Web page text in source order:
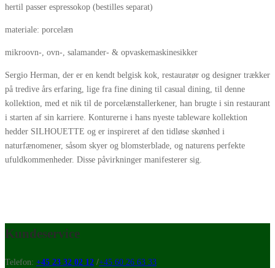
hertil passer espressokop (bestilles separat)
materiale: porcelæn
mikroovn-, ovn-, salamander- & opvaskemaskinesikker
Sergio Herman, der er en kendt belgisk kok, restauratør og designer trækker
på tredive års erfaring, lige fra fine dining til casual dining, til denne
kollektion, med et nik til de porcelænstallerkener, han brugte i sin restaurant
i starten af ​​sin karriere. Konturerne i hans nyeste tableware kollektion
hedder SILHOUETTE og er inspireret af den tidløse skønhed i
naturfænomener, såsom skyer og blomsterblade, og naturens perfekte
ufuldkommenheder. Disse påvirkninger manifesterer sig.
Kundeservice
Telefon: +45 23 32 02 12 /+45 60 26 63 33